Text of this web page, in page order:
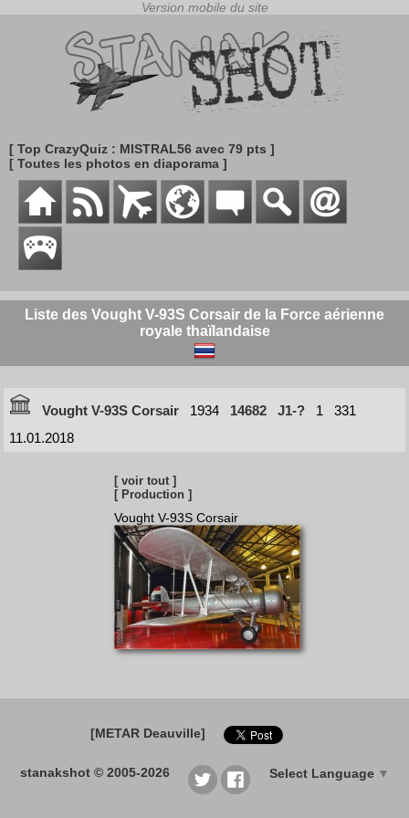
[ Top CrazyQuiz : MISTRAL56 avec 79 pts ]
[ Toutes les photos en diaporama ]
Liste des Vought V-93S Corsair de la Force aérienne
royale thaïlandaise
Vought V-93S Corsair 1934 14682 J1-? 1
331
11.01.2018
[ voir tout ]
[ Production ]
Vought V-93S Corsair
[METAR Deauville]
stanakshot © 2005-2026 Select Language ▼